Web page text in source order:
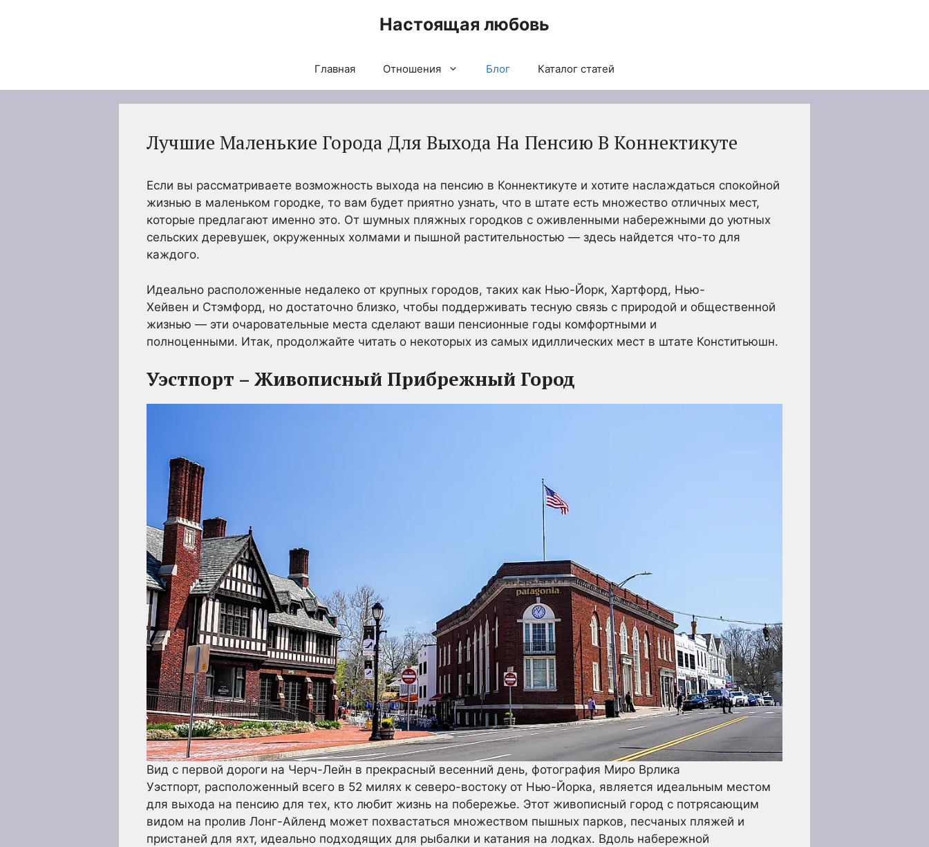
Настоящая любовь
Главная Отношения Блог Каталог статей
Лучшие Маленькие Города Для Выхода На Пенсию В Коннектикуте
Если вы рассматриваете возможность выхода на пенсию в Коннектикуте и хотите наслаждаться спокойной
жизнью в маленьком городке, то вам будет приятно узнать, что в штате есть множество отличных мест,
которые предлагают именно это. От шумных пляжных городков с оживленными набережными до уютных
сельских деревушек, окруженных холмами и пышной растительностью — здесь найдется что-то для
каждого.
Идеально расположенные недалеко от крупных городов, таких как Нью-Йорк, Хартфорд, Нью-
Хейвен и Стэмфорд, но достаточно близко, чтобы поддерживать тесную связь с природой и общественной
жизнью — эти очаровательные места сделают ваши пенсионные годы комфортными и
полноценными. Итак, продолжайте читать о некоторых из самых идиллических мест в штате Конститьюшн.
Уэстпорт – Живописный Прибрежный Город
Вид с первой дороги на Черч-Лейн в прекрасный весенний день, фотография Миро Врлика
Уэстпорт, расположенный всего в 52 милях к северо-востоку от Нью-Йорка, является идеальным местом
для выхода на пенсию для тех, кто любит жизнь на побережье. Этот живописный город с потрясающим
видом на пролив Лонг-Айленд может похвастаться множеством пышных парков, песчаных пляжей и
пристаней для яхт, идеально подходящих для рыбалки и катания на лодках. Вдоль набережной